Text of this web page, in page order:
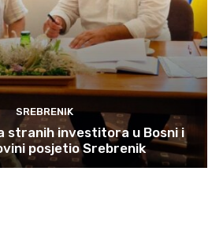
SREBRENIK
stranih investitora u Bosni i
posjetio Srebrenik